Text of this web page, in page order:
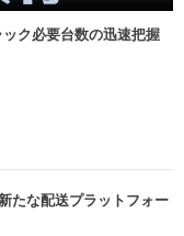
ク必要台数の迅速把握
たな配送プラットフォー